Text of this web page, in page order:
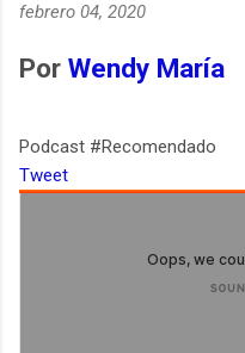
febrero 04, 2020
Por Wendy María
Podcast #Recomendado
Tweet